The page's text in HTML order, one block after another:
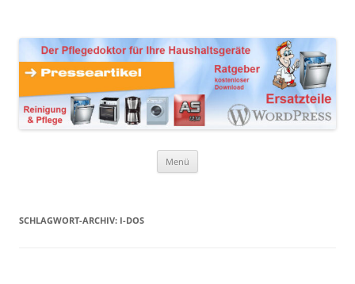
Haushaltsgeräte
Reinigungsprodukte und Pflegemittel
Menü
SCHLAGWORT-ARCHIV: I-DOS